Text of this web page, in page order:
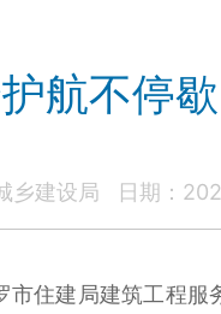
航不停
乡建设局 日期：
住建局建筑工程服